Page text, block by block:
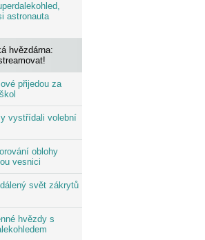
astronauta
hvězdárna:
přijedou za
vystřídali volební
oblohy
vesnici
svět zákrytů
hvězdy s